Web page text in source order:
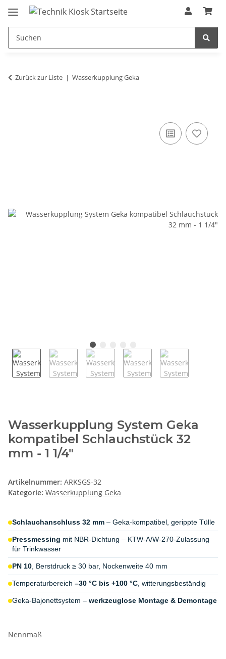
Zurück zur Liste Wasserkupplung Geka
Wasserkupplung System Geka
kompatibel Schlauchstück 32
mm - 1 1/4"
Artikelnummer: ARKSGS-32
Kategorie: Wasserkupplung Geka
Schlauchanschluss 32 mm – Geka-kompatibel, gerippte Tülle
Pressmessing mit NBR-Dichtung – KTW-A/W-270-Zulassung
für Trinkwasser
PN 10, Berstdruck ≥ 30 bar, Nockenweite 40 mm
Temperaturbereich –30 °C bis +100 °C, witterungsbeständig
Geka-Bajonettsystem – werkzeuglose Montage & Demontage
Nennmaß